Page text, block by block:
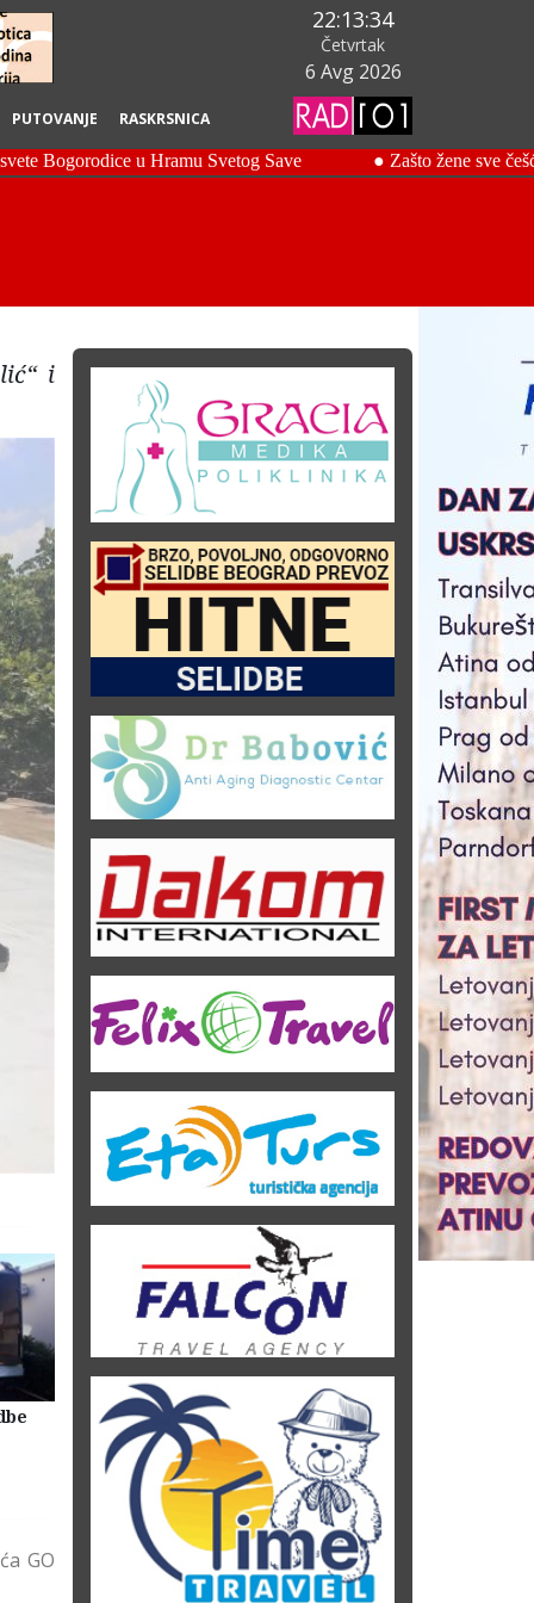
PUTOVANJE RASKRSNICA
22:13:35
Četvrtak
6 Avg 2026
i
Selidbe Firme Beograd
Skladištenje Stvari
Magacin Lagerovanje
GO